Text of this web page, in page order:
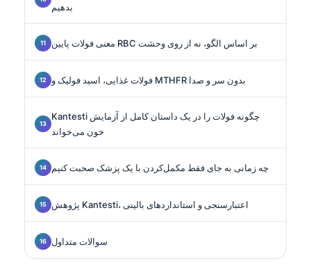
بدهیم
معنی فولات پایین RBC بر اساس الگو، نه از روی وحشت
فولات غذایی، اسید فولیک و MTHFR بدون سر و صدا
Kantesti چگونه فولات را در یک داستان کامل از آزمایش
خون می‌خواند
چه زمانی به جای فقط مکمل‌کردن با یک پزشک صحبت کنیم
پژوهش Kantesti، اعتبارسنجی و استانداردهای بالینی
سوالات متداول